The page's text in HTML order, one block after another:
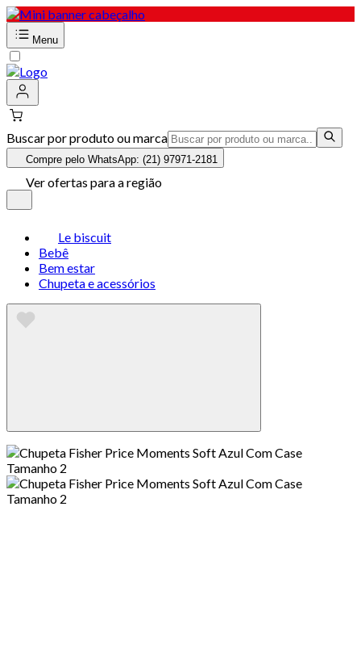
Menu
Buscar por produto ou marca
Compre pelo WhatsApp: (21) 97971-2181
Ver ofertas para a região
Le biscuit
Bebê
Bem estar
Chupeta e acessórios